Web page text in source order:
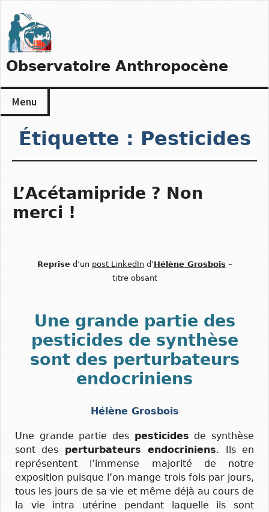
to
content
Observatoire Anthropocène
Menu
Étiquette : Pesticides
L’Acétamipride ? Non
merci !
Reprised’un post LinkedInd’Hélène Grosbois –
titre obsant
Une grande partie des
pesticides de synthèse
sont des perturbateurs
endocriniens
Hélène Grosbois
Une grande partie des pesticides de synthèse
sont des perturbateurs endocriniens. Ils en
représentent l’immense majorité de notre
exposition puisque l’on mange trois fois par jours,
tous les jours de sa vie et même déjà au cours de
la vie intra utérine pendant laquelle ils sont